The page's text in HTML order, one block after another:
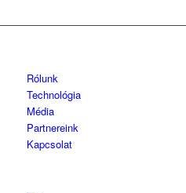
Rólunk
Technológia
Média
Partnereink
Kapcsolat